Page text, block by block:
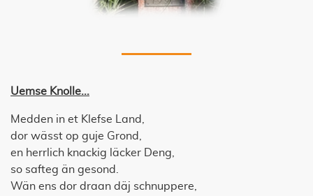
Uemse Knolle...
Medden in et Klefse Land,
dor wässt op guje Grond,
en herrlich knackig läcker Deng,
so safteg än gesond.
Wän ens dor draan däj schnuppere,